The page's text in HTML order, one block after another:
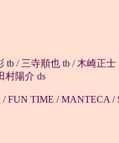
tb / 三寺順也 tb / 木崎正
村陽介 ds
FUN TIME / MANTECA /